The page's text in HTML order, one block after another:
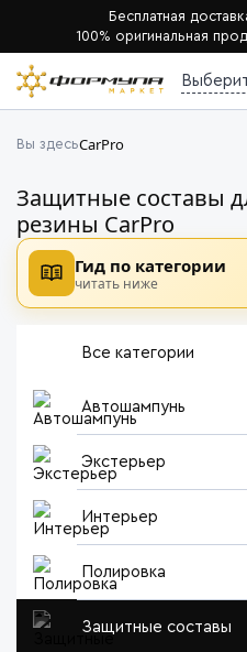
Бесплатная
100% оригинальная
Вы здесьCarPro
Защитные составы
резины CarPro
Гид по категории
читать ниже
Все категории
Автошампунь
Экстерьер
Интерьер
Полировка
Защитные составы